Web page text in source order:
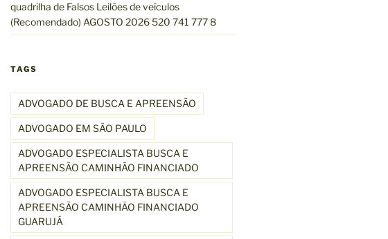
quadrilha de Falsos Leilões de veículos
(Recomendado) AGOSTO 2026 520 741 777 8
TAGS
ADVOGADO DE BUSCA E APREENSÃO
ADVOGADO EM SÃO PAULO
ADVOGADO ESPECIALISTA BUSCA E
APREENSÃO CAMINHÃO FINANCIADO
ADVOGADO ESPECIALISTA BUSCA E
APREENSÃO CAMINHÃO FINANCIADO
GUARUJÁ